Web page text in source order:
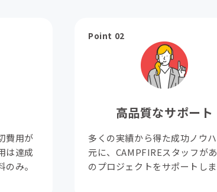
費用が
は達成
み。
Point 02
高品質なサポート
多くの実績から得た成功ノウ
元に、CAMPFIREスタッフが
のプロジェクトをサポートしま